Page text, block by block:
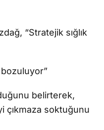
“Stratejik sığlık
belirterek,
çıkmaza soktuğunu